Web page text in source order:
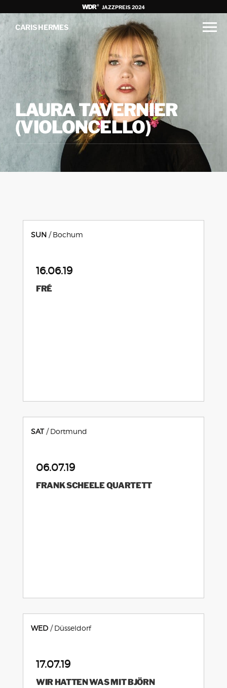
JAZZPREIS 2024
CARIS HERMES
LAURA TAVERNIER
(VIOLONCELLO)
SUN Bochum
16.06.19
FRÉ
SAT Dortmund
06.07.19
FRANK SCHEELE QUARTETT
WED Düsseldorf
17.07.19
WIR HATTEN WAS MIT BJÖRN